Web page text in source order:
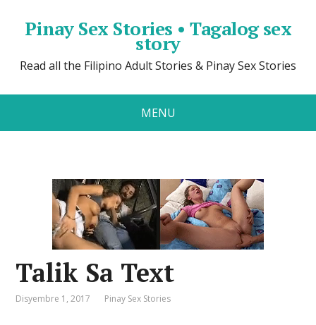
Pinay Sex Stories • Tagalog sex
story
Read all the Filipino Adult Stories & Pinay Sex Stories
MENU
Talik Sa Text
Disyembre 1, 2017 Pinay Sex Stories